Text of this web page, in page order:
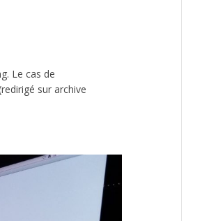
Le cas de
sur archive